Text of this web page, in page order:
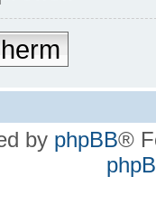
by phpBB®